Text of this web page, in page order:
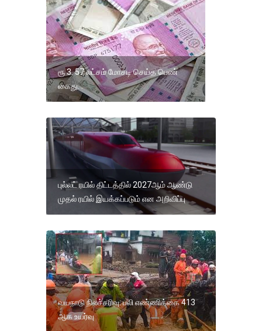
ரூ 3. 57 லட்சம் மோசடி செய்த பெண்
கைது. .
புல்லட் ரயில் திட்டத்தில் 2027ஆம் ஆண்டு
முதல் ரயில் இயக்கப்படும் என அறிவிப்பு
வயநாடு நிலச்சரிவு: பலி எண்ணிக்கை 413
ஆக உயர்வு